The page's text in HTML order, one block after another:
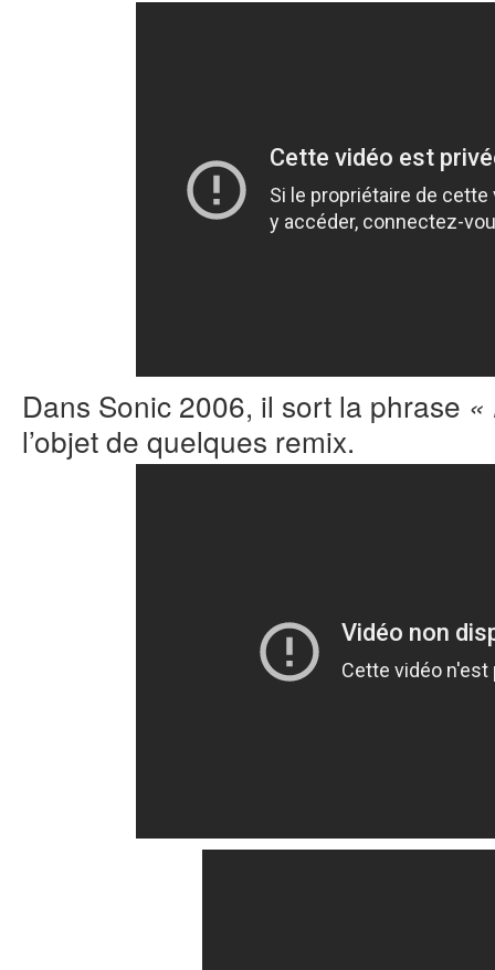
Dans Sonic 2006, il sort la phrase «
l’objet de quelques remix.